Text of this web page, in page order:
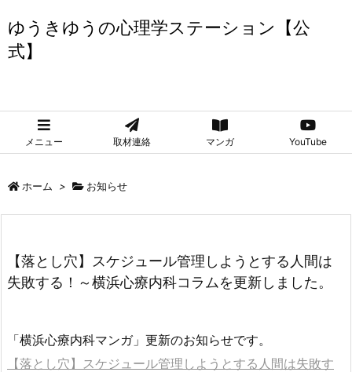
ゆうきゆうの心理学ステーション【公
式】
メニュー 取材連絡 マンガ YouTube
ホーム > お知らせ
【落とし穴】スケジュール管理しようとする人間は
失敗する！～横浜心療内科コラムを更新しました。
「横浜心療内科マンガ」更新のお知らせです。
【落とし穴】スケジュール管理しようとする人間は失敗す